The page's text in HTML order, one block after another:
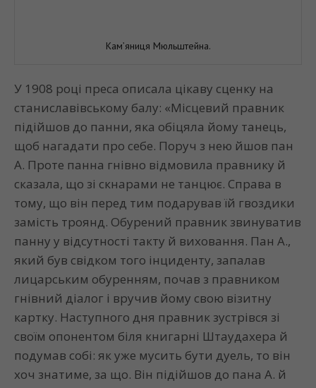
Кам’яниця Мюльштейна.
У 1908 році преса описала цікаву сценку на
станиславівському балу: «Місцевий правник
підійшов до панни, яка обіцяла йому танець,
щоб нагадати про себе. Поруч з нею йшов пан
А. Проте панна гнівно відмовила правнику й
сказала, що зі скнарами не танцює. Справа в
тому, що він перед тим подарував їй гвоздики
замість троянд. Обурений правник звинуватив
панну у відсутності такту й виховання. Пан А.,
який був свідком того інциденту, запалав
лицарським обуренням, почав з правником
гнівний діалог і вручив йому свою візитну
картку. Наступного дня правник зустрівся зі
своїм опонентом біля книгарні Штаудахера й
подумав собі: як уже мусить бути дуель, то він
хоч знатиме, за що. Він підійшов до пана А. й